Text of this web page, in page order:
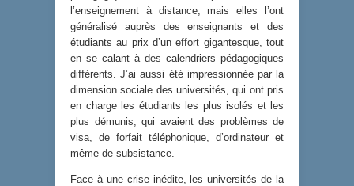
l’enseignement à distance, mais elles l’ont
généralisé auprès des enseignants et des
étudiants au prix d’un effort gigantesque, tout
en se calant à des calendriers pédagogiques
différents. J’ai aussi été impressionnée par la
dimension sociale des universités, qui ont pris
en charge les étudiants les plus isolés et les
plus démunis, qui avaient des problèmes de
visa, de forfait téléphonique, d’ordinateur et
même de subsistance.
Face à une crise inédite, les universités de la